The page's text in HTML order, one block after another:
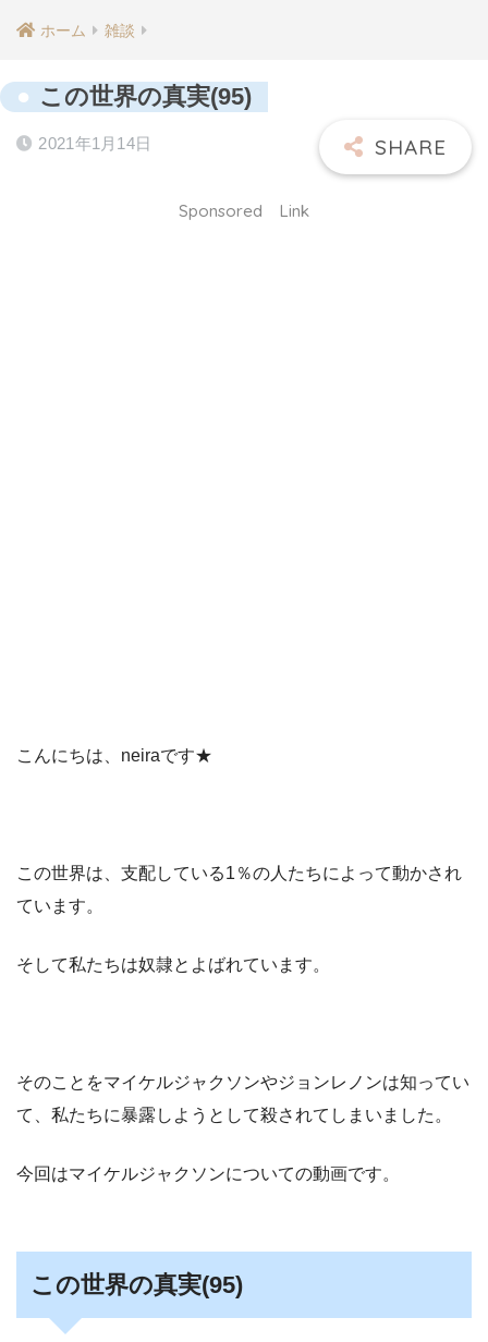
ホーム 雑談
この世界の真実(95)
2021年1月14日
Sponsored Link
こんにちは、neiraです★
この世界は、支配している1％の人たちによって動かされ
ています。
そして私たちは奴隷とよばれています。
そのことをマイケルジャクソンやジョンレノンは知ってい
て、私たちに暴露しようとして殺されてしまいました。
今回はマイケルジャクソンについての動画です。
この世界の真実(95)